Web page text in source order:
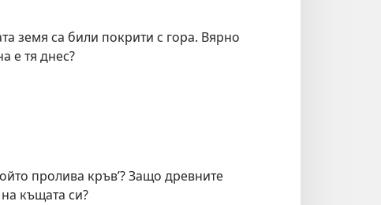
земя са били покрити с гора. Вярно
е тя днес?
пролива кръв’? Защо древните
къщата си?